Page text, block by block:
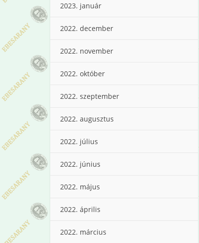
2023. január
2022. december
2022. november
2022. október
2022. szeptember
2022. augusztus
2022. július
2022. június
2022. május
2022. április
2022. március